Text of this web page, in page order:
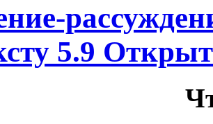
5.9